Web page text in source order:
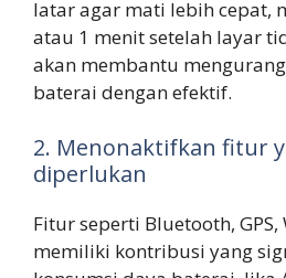
latar agar mati lebih cepat,
atau 1 menit setelah layar
akan membantu
baterai dengan efektif.
2. Menonaktifkan fitur
diperlukan
Fitur seperti Bluetooth, GPS,
memiliki kontribusi yang